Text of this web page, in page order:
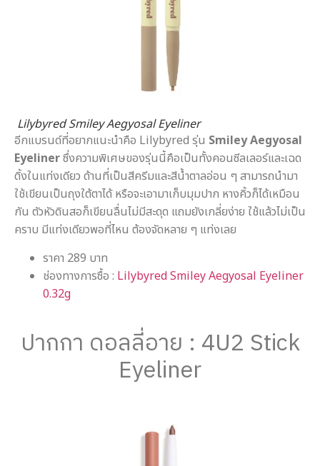
Lilybyred Smiley Aegyosal Eyeliner
อีกแบรนด์ที่อยากแนะนำคือ Lilybyred รุ่น Smiley Aegyosal
Eyelinerซึ่งความพิเศษของรุ่นนี้คือเป็นทั้งคอนซีลเลอร์และเฉด
ดิ้งในแท่งเดียว ด้านที่เป็นสีครีมและสีน้ำตาลอ่อน ๆ สามารถนำมา
ใช้เขียนเป็นถุงใต้ตาได้ หรือจะเอามาเก็บมุมปาก หางคิ้วก็ได้เหมือน
กัน ตัวหัวดินสอก็เขียนลื่นไม่มีสะดุด แถมยังเกลี่ยง่าย ใช้แล้วไม่เป็น
คราบ มีแท่งเดียวพอที่ไหน ต้องจัดหลาย ๆ แท่งเลย
ราคา 289 บาท
ช่องทางการซื้อ : Lilybyred Smiley Aegyosal Eyeliner
0.32g
ปากกา ดอลลี่อาย : 4U2 Stick
Eyeliner